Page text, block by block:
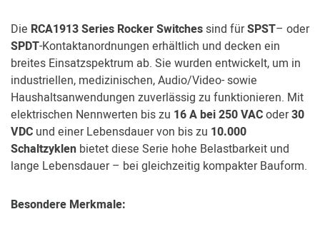
Die RCA1913 Series Rocker Switchessind fürSPST– oder
SPDT-Kontaktanordnungen erhältlich und decken ein
breites Einsatzspektrum ab. Sie wurden entwickelt, um in
industriellen, medizinischen, Audio/Video- sowie
Haushaltsanwendungen zuverlässig zu funktionieren. Mit
elektrischen Nennwerten bis zu 16 A bei 250 VACoder30
VDC und einer Lebensdauer von bis zu 10.000
Schaltzyklen bietet diese Serie hohe Belastbarkeit und
lange Lebensdauer – bei gleichzeitig kompakter Bauform.
Besondere Merkmale: